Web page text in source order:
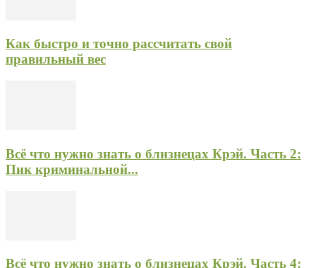
Как быстро и точно рассчитать свой
правильный вес
Всё что нужно знать о близнецах Крэй. Часть 2:
Пик криминальной...
Всё что нужно знать о близнецах Крэй. Часть 4: